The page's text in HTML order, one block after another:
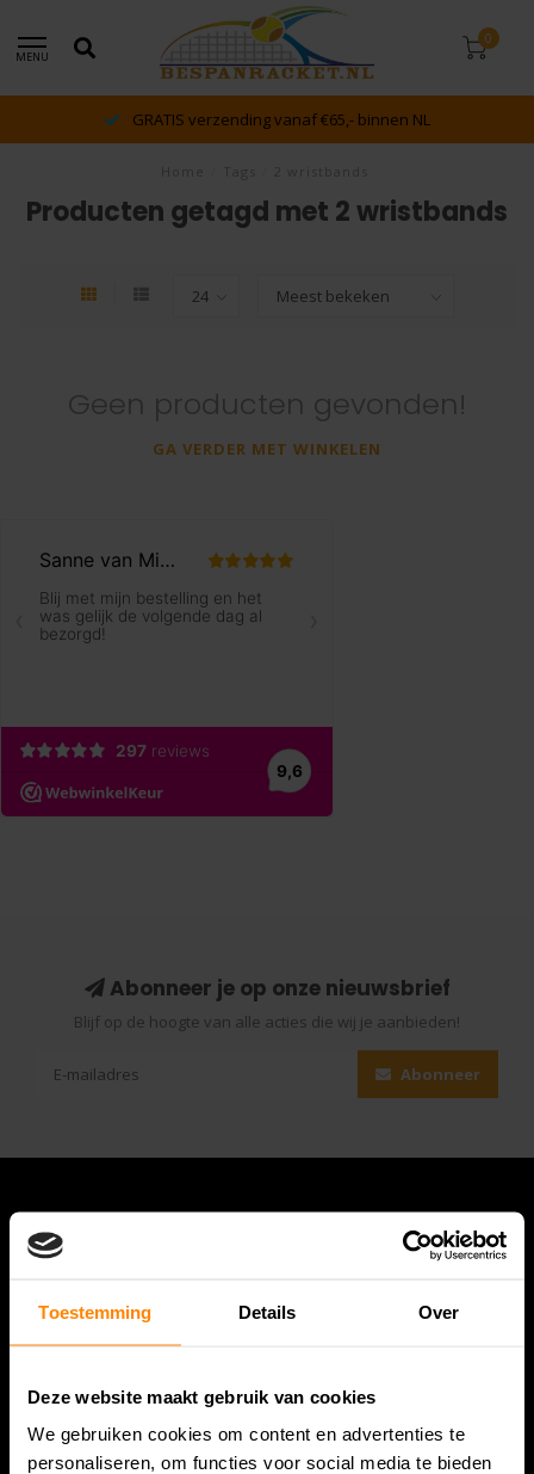
Toestemming Details Over
Deze website maakt gebruik van cookies
We gebruiken cookies om content en advertenties te
personaliseren, om functies voor social media te bieden
MENU
0
GRATIS verzending vanaf €65,- binnen NL
Producten getagd met 2 wristbands
Geen producten gevonden!
GA VERDER MET WINKELEN
Abonneer je op onze nieuwsbrief
Blijf op de hoogte van alle acties die wij je aanbieden!
Abonneer
Bespanracket.nl is dé racketspecialist van Lelystad en
omstreken.